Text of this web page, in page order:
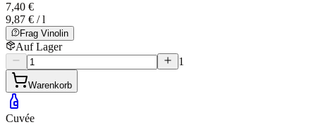
7,40 €
9,87 € / l
Frag Vinolin
Auf Lager
1
Warenkorb
Cuvée